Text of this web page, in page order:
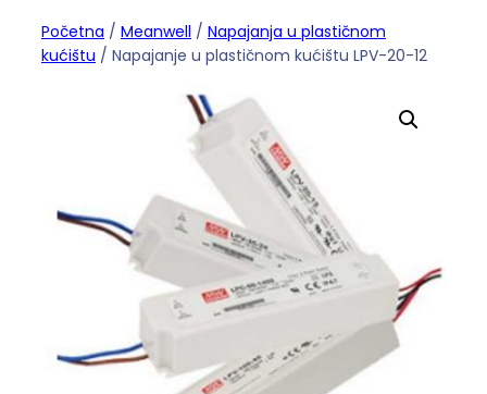
Početna / Meanwell / Napajanja u plastičnom
kućištu / Napajanje u plastičnom kućištu LPV-20-12